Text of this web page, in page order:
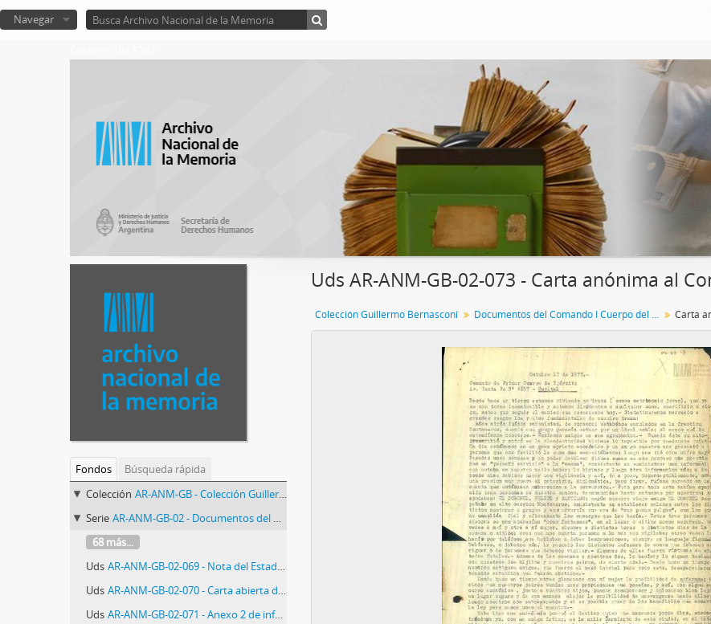
Navegar
Fondos
Búsqueda rápida
Colección AR-ANM-GB - Colección Guillermo Bernasconi
Serie AR-ANM-GB-02 - Documentos del Comando I Cuerpo del Ejército Argentino
68 más...
Uds AR-ANM-GB-02-069 - Nota del Estado Mayor General de Ejército al Comando I Cuerpo de Ejército
Uds AR-ANM-GB-02-070 - Carta abierta de Montoneros a los militares argentinos
Uds AR-ANM-GB-02-071 - Anexo 2 de informe o parte de inteligencia con Comunicado número 25 de la oficina de prensa del Partido Montonero
Uds AR-ANM-GB-02-073 - Carta anónima al
Colección Guillermo Bernasconi Documentos del Comando I Cuerpo del Ejército Argentino